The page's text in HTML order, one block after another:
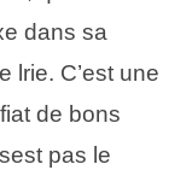
dans sa
lrie. C’est une
de bons
pas le